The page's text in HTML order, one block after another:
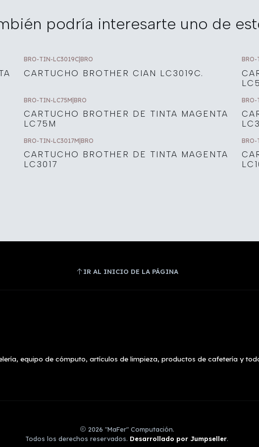
podría interesarte uno de
BRO-TIN-LC3019C| BRO
CARTUCHO BROTHER CIAN LC3019C.
BRO-TIN-LC75M|BRO
CARTUCHO BROTHER DE TINTA MAGENTA
LC75M
BRO-
BRO-TIN-LC3017M BRO
CARTUCHO BROTHER DE TINTA MAGENTA
LC3017
BRO-
IR AL INICIO DE LA PÁGINA
equipo de cómputo, artículos de limpieza, productos de cafetería y
2026 "MaFer" Computación.
Todos los derechos reservados. Desarrollado por Jumpseller.